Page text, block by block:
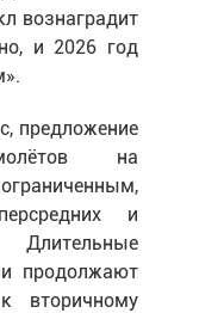
вознаградит
и 2026 год
предложение
на
и
продолжают
вторичному